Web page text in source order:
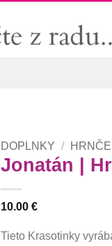
DOPLNKY /
Jonatán |
10.00 €
Tieto Krasotinky